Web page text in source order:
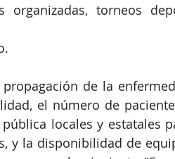
organizadas, torneos
de la
el número de
locales y estatales
y la disponibilidad de